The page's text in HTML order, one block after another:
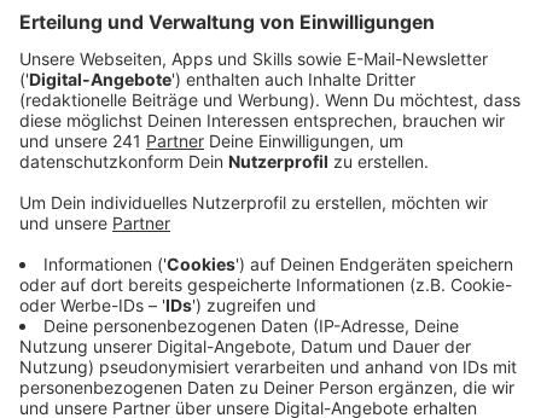
Anzeige
Leverkusen in Sachen Ladepunkte weit
zurück
Anzeige
Der VDA hat verglichen, wie viele E-Autos sich im
Schnitt einen Ladepunkt teilen müssen. In Leverkusen
kommen auf einen Ladepunkt fast 40 gemeldete E-
Autos. Das bedeutet Platz 390 von 399 Städten und
Landkreisen.